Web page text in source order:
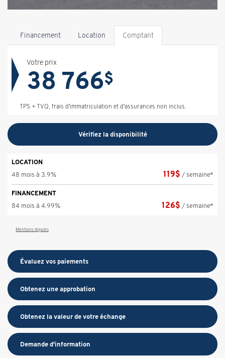
Financement Location Comptant
Votre prix
38 766$
TPS + TVQ, frais d'immatriculation et d'assurances non inclus.
Vérifiez la disponibilité
LOCATION
48 mois à 3.9%
119$ / semaine*
FINANCEMENT
84 mois à 4.99%
126$ / semaine*
Mentions légales
Évaluez vos paiements
Obtenez une approbation
Obtenez la valeur de votre échange
Demande d'information